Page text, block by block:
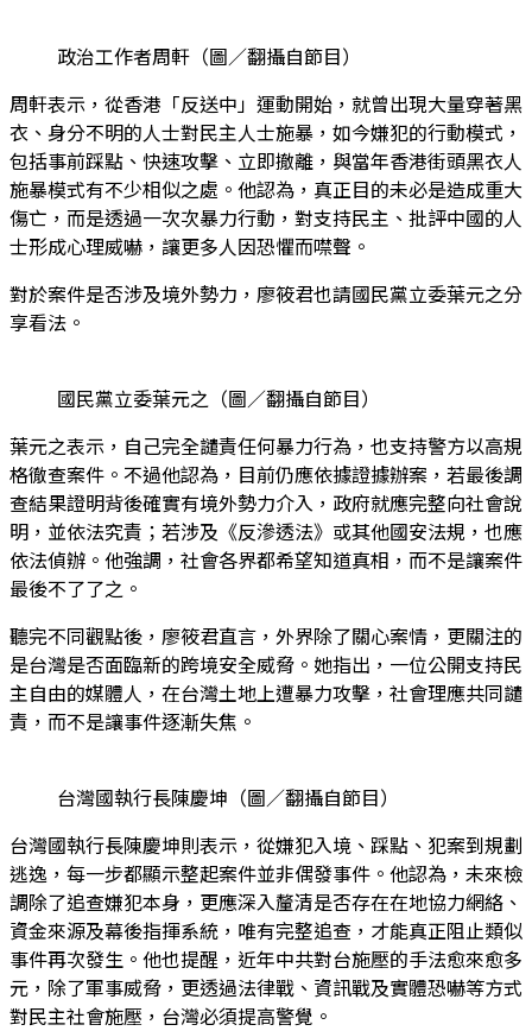
政治工作者周軒（圖／翻攝自節目）
周軒表示，從香港「反送中」運動開始，就曾出現大量穿著黑
衣、身分不明的人士對民主人士施暴，如今嫌犯的行動模式，
包括事前踩點、快速攻擊、立即撤離，與當年香港街頭黑衣人
施暴模式有不少相似之處。他認為，真正目的未必是造成重大
傷亡，而是透過一次次暴力行動，對支持民主、批評中國的人
士形成心理威嚇，讓更多人因恐懼而噤聲。
對於案件是否涉及境外勢力，廖筱君也請國民黨立委葉元之分
享看法。
國民黨立委葉元之（圖／翻攝自節目）
葉元之表示，自己完全譴責任何暴力行為，也支持警方以高規
格徹查案件。不過他認為，目前仍應依據證據辦案，若最後調
查結果證明背後確實有境外勢力介入，政府就應完整向社會說
明，並依法究責；若涉及《反滲透法》或其他國安法規，也應
依法偵辦。他強調，社會各界都希望知道真相，而不是讓案件
最後不了了之。
聽完不同觀點後，廖筱君直言，外界除了關心案情，更關注的
是台灣是否面臨新的跨境安全威脅。她指出，一位公開支持民
主自由的媒體人，在台灣土地上遭暴力攻擊，社會理應共同譴
責，而不是讓事件逐漸失焦。
台灣國執行長陳慶坤（圖／翻攝自節目）
台灣國執行長陳慶坤則表示，從嫌犯入境、踩點、犯案到規劃
逃逸，每一步都顯示整起案件並非偶發事件。他認為，未來檢
調除了追查嫌犯本身，更應深入釐清是否存在在地協力網絡、
資金來源及幕後指揮系統，唯有完整追查，才能真正阻止類似
事件再次發生。他也提醒，近年中共對台施壓的手法愈來愈多
元，除了軍事威脅，更透過法律戰、資訊戰及實體恐嚇等方式
對民主社會施壓，台灣必須提高警覺。